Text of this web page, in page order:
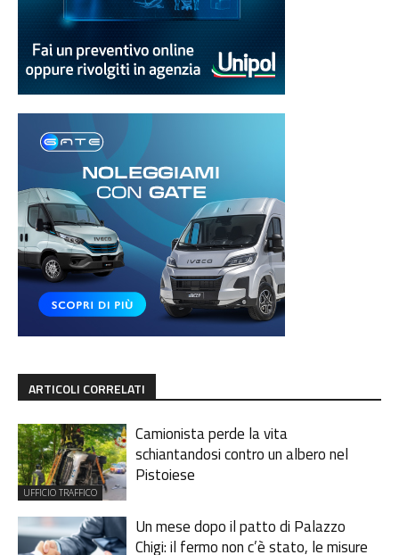
ARTICOLI CORRELATI
UFFICIO TRAFFICO
Camionista perde la vita
schiantandosi contro un albero nel
Pistoiese
Un mese dopo il patto di Palazzo
Chigi: il fermo non c’è stato, le misure